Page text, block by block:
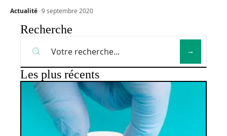
Actualité 9 septembre 2020
Recherche
Les plus récents